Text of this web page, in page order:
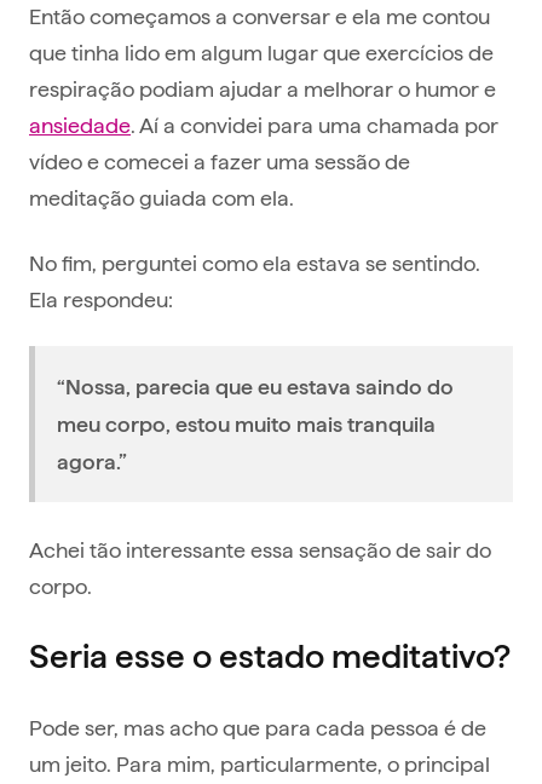
Então começamos a conversar e ela me contou
que tinha lido em algum lugar que exercícios de
respiração podiam ajudar a melhorar o humor e
ansiedade. Aí a convidei para uma chamada por
vídeo e comecei a fazer uma sessão de
meditação guiada com ela.
No fim, perguntei como ela estava se sentindo.
Ela respondeu:
“Nossa, parecia que eu estava saindo do
meu corpo, estou muito mais tranquila
agora.”
Achei tão interessante essa sensação de sair do
corpo.
Seria esse o estado meditativo?
Pode ser, mas acho que para cada pessoa é de
um jeito. Para mim, particularmente, o principal